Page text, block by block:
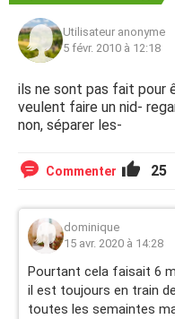
Utilisateur anonyme
5 févr. 2010 à 12:18
ils ne sont pas fait pour
veulent faire un nid-
non, séparer les-
Commenter 25
dominique
15 avr. 2020 à 14:28
Pourtant cela faisait 6
il est toujours en train
toutes les semaintes